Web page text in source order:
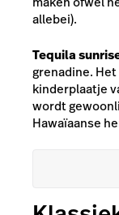
allebei).
Tequila
grenadine.
kinderplaatje
wordt
Hawaïaanse